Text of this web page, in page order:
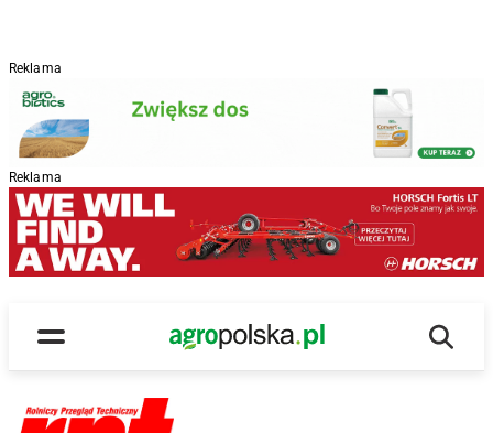
Reklama
Reklama
Menu
Main Logo